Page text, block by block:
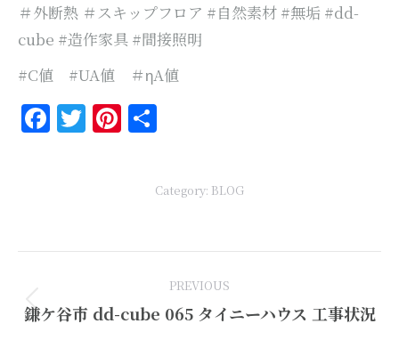
＃外断熱 ＃スキップフロア #自然素材 #無垢 #dd-
cube #造作家具 #間接照明
#C値 #UA値 ＃ηA値
Facebook
Twitter
Pinterest
Category: BLOG
PREVIOUS
Previous
鎌ケ谷市 dd-cube 065 タイニーハウス 工事状況